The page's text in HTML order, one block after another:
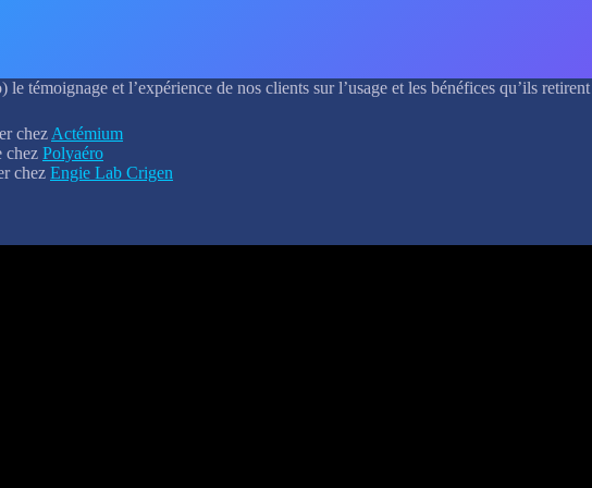
témoignage et l’expérience de nos clients sur l’usage et les bénéfices qu’ils
chez Actémium
chez Polyaéro
chez Engie Lab Crigen